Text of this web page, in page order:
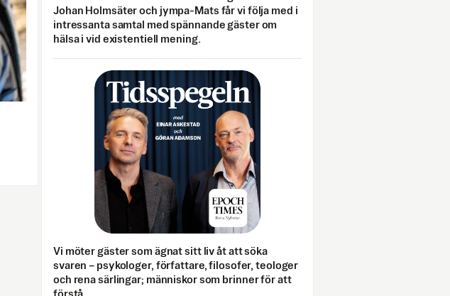
Johan Holmsäter och jympa-Mats får vi följa med i
intressanta samtal med spännande gäster om
hälsa i vid existentiell mening.
Vi möter gäster som ägnat sitt liv åt att söka
svaren – psykologer, författare, filosofer, teologer
och rena särlingar; människor som brinner för att